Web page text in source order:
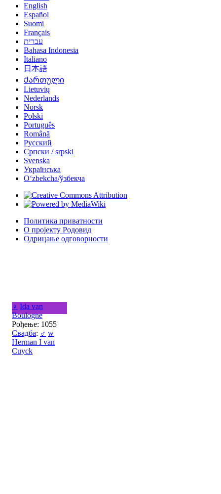
♀ Ida van
Boulogne
Рођење: 1055
Свадба: ♂ w
Herman I van
Cuyck
English
Español
Suomi
Français
עברית
Bahasa Indonesia
Italiano
日本語
Ქართული
Lietuvių
Nederlands
Norsk
Polski
Português
Română
Русский
Српски / srpski
Svenska
Українська
Oʻzbekcha/ўзбекча
Политика приватности
О пројекту Родовид
Одрицање одговорности